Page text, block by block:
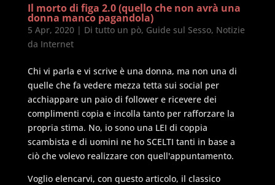
Il morto di figa 2.0 (quello che non avrà una
donna manco pagandola)
5 Apr, 2020| Di tutto un pò, Guide sul Sesso, Notizie
da Internet
Chi vi parla e vi scrive è una donna, ma non una di
quelle che fa vedere mezza tetta sui social per
acchiappare un paio di follower e ricevere dei
complimenti copia e incolla tanto per rafforzare la
propria stima. No, io sono una LEI di coppia
scambista e di uomini ne ho SCELTI tanti in base a
ciò che volevo realizzare con quell'appuntamento.
Voglio elencarvi, con questo articolo, il classico